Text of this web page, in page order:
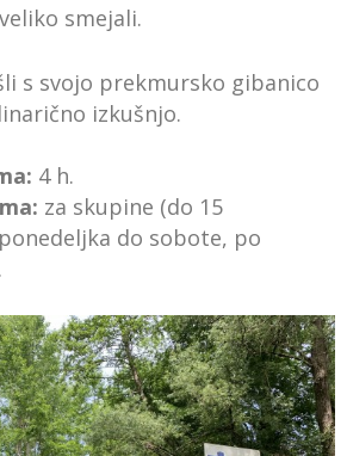
smejali.
s svojo prekmursko gibanico
izkušnjo.
4 h.
za skupine (do 15
do sobote, po